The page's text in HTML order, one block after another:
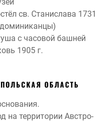
св. Станислава 1731
с часовой башней
1905 г.
ОБЛАСТЬ
на территории Австро-